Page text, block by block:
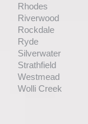
Rhodes
Riverwood
Rockdale
Ryde
Silverwater
Strathfield
Westmead
Wolli Creek